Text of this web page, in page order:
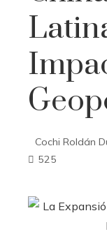
Cochi Roldán
525